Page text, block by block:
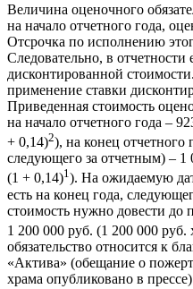
Величина оценочного
на начало отчетного года,
Отсрочка по исполнению
Следовательно, в
дисконтированной
применение ставки
Приведенная стоимость
на начало отчетного года –
+ 0,14)2), на конец отчетного
следующего за отчетным) – 1
(1 + 0,14)1). На ожидаемую
есть на конец года,
стоимость нужно довести до
1 200 000 руб. (1 200 000 руб.
обязательство относится к
«Актива» (обещание о
храма опубликовано в